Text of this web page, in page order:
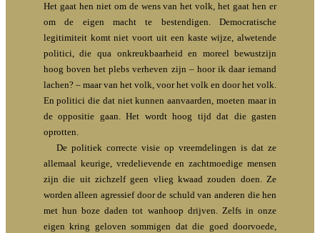
Het gaat hen niet om de wens van het volk, het gaat hen er
om de eigen macht te bestendigen. Democratische
legitimiteit komt niet voort uit een kaste wijze, alwetende
politici, die qua onkreukbaarheid en moreel bewustzijn
hoog boven het plebs verheven zijn – hoor ik daar iemand
lachen? – maar van het volk, voor het volk en door het volk.
En politici die dat niet kunnen aanvaarden, moeten maar in
de oppositie gaan. Het wordt hoog tijd dat die gasten
oprotten.
De politiek correcte visie op vreemdelingen is dat ze
allemaal keurige, vredelievende en zachtmoedige mensen
zijn die uit zichzelf geen vlieg kwaad zouden doen. Ze
worden alleen agressief door de schuld van anderen die hen
met hun boze daden tot wanhoop drijven. Zelfs in onze
eigen kring geloven sommigen dat die goed doorvoede,